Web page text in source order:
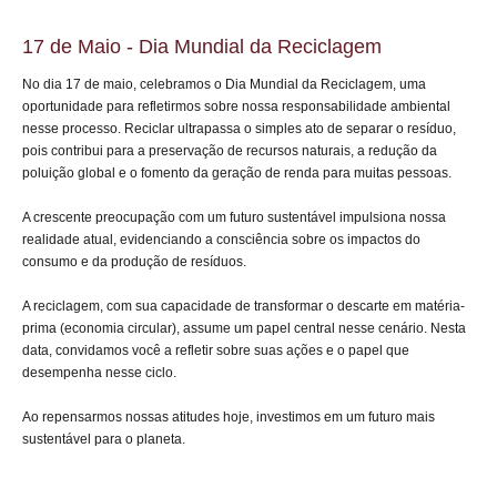
17 de Maio - Dia Mundial da Reciclagem
No dia 17 de maio, celebramos o Dia Mundial da Reciclagem, uma
oportunidade para refletirmos sobre nossa responsabilidade ambiental
nesse processo. Reciclar ultrapassa o simples ato de separar o resíduo,
pois contribui para a preservação de recursos naturais, a redução da
poluição global e o fomento da geração de renda para muitas pessoas.
A crescente preocupação com um futuro sustentável impulsiona nossa
realidade atual, evidenciando a consciência sobre os impactos do
consumo e da produção de resíduos.
A reciclagem, com sua capacidade de transformar o descarte em matéria-
prima (economia circular), assume um papel central nesse cenário. Nesta
data, convidamos você a refletir sobre suas ações e o papel que
desempenha nesse ciclo.
Ao repensarmos nossas atitudes hoje, investimos em um futuro mais
sustentável para o planeta.